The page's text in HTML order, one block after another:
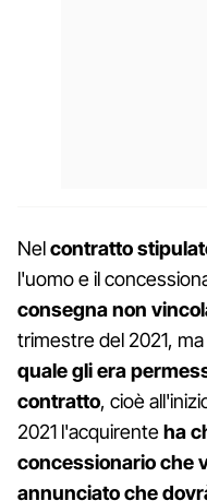
Nelcontratto
l'uomo e il
consegna non
trimestre del 2021,
quale gli era
contratto, cioè
2021 l'acquirenteha
concessionario che
annunciato che